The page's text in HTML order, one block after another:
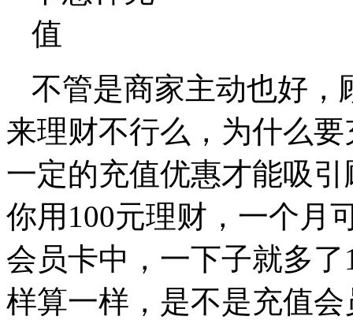
不管是商家主动也好，
来理财不行么，为什么
一定的充值优惠才能吸
你用100元理财，一个月
会员卡中，一下子就多
样算一样，是不是充值